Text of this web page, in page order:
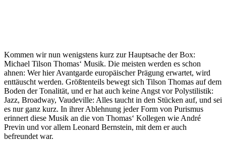
Kommen wir nun wenigstens kurz zur Hauptsache der Box:
Michael Tilson Thomas‘ Musik. Die meisten werden es schon
ahnen: Wer hier Avantgarde europäischer Prägung erwartet, wird
enttäuscht werden. Größtenteils bewegt sich Tilson Thomas auf dem
Boden der Tonalität, und er hat auch keine Angst vor Polystilistik:
Jazz, Broadway, Vaudeville: Alles taucht in den Stücken auf, und sei
es nur ganz kurz. In ihrer Ablehnung jeder Form von Purismus
erinnert diese Musik an die von Thomas‘ Kollegen wie André
Previn und vor allem Leonard Bernstein, mit dem er auch
befreundet war.